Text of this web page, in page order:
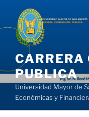
contenido
CARRERA
PUBLICA
Universidad Mayor de
Económicas y